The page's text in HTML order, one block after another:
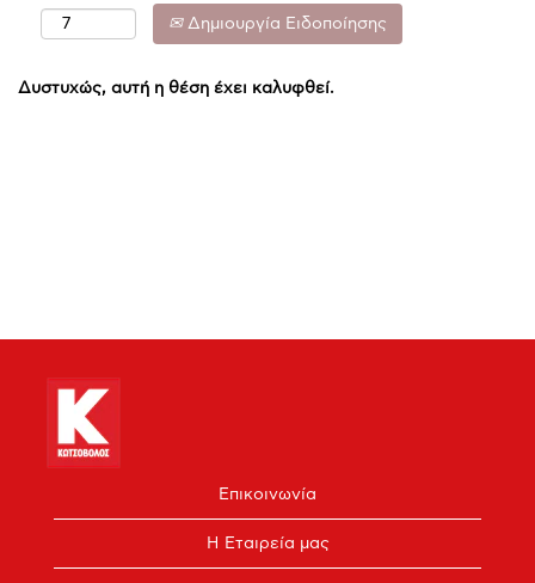
Δημιουργία Ειδοποίησης
Δυστυχώς, αυτή η θέση έχει καλυφθεί.
Επικοινωνία
Η Εταιρεία μας